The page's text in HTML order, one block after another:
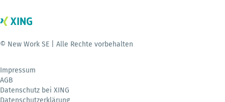
© New Work SE | Alle Rechte vorbehalten
Impressum
AGB
Datenschutz bei XING
Datenschutzerklärung